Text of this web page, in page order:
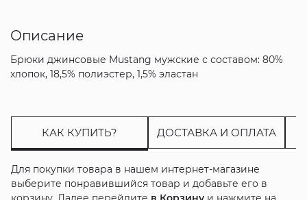
Описание
Брюки джинсовые Mustang мужские с составом: 80%
хлопок, 18,5% полиэстер, 1,5% эластан
КАК КУПИТЬ? ДОСТАВКА И ОПЛАТА
Для покупки товара в нашем интернет-магазине
выберите понравившийся товар и добавьте его в